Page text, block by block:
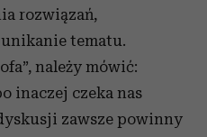
rozwiązań,
tematu.
należy mówić:
inaczej czeka nas
zawsze powinny